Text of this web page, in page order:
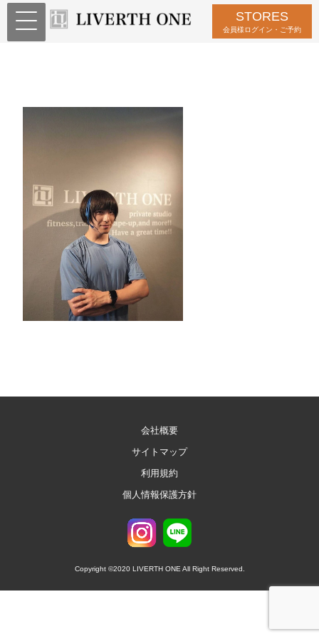
STORES
会員様ログイン・ご予約
会社概要
サイトマップ
利用規約
個人情報保護方針
Copyright ©2020 LIVERTH ONE All Right Reserved.